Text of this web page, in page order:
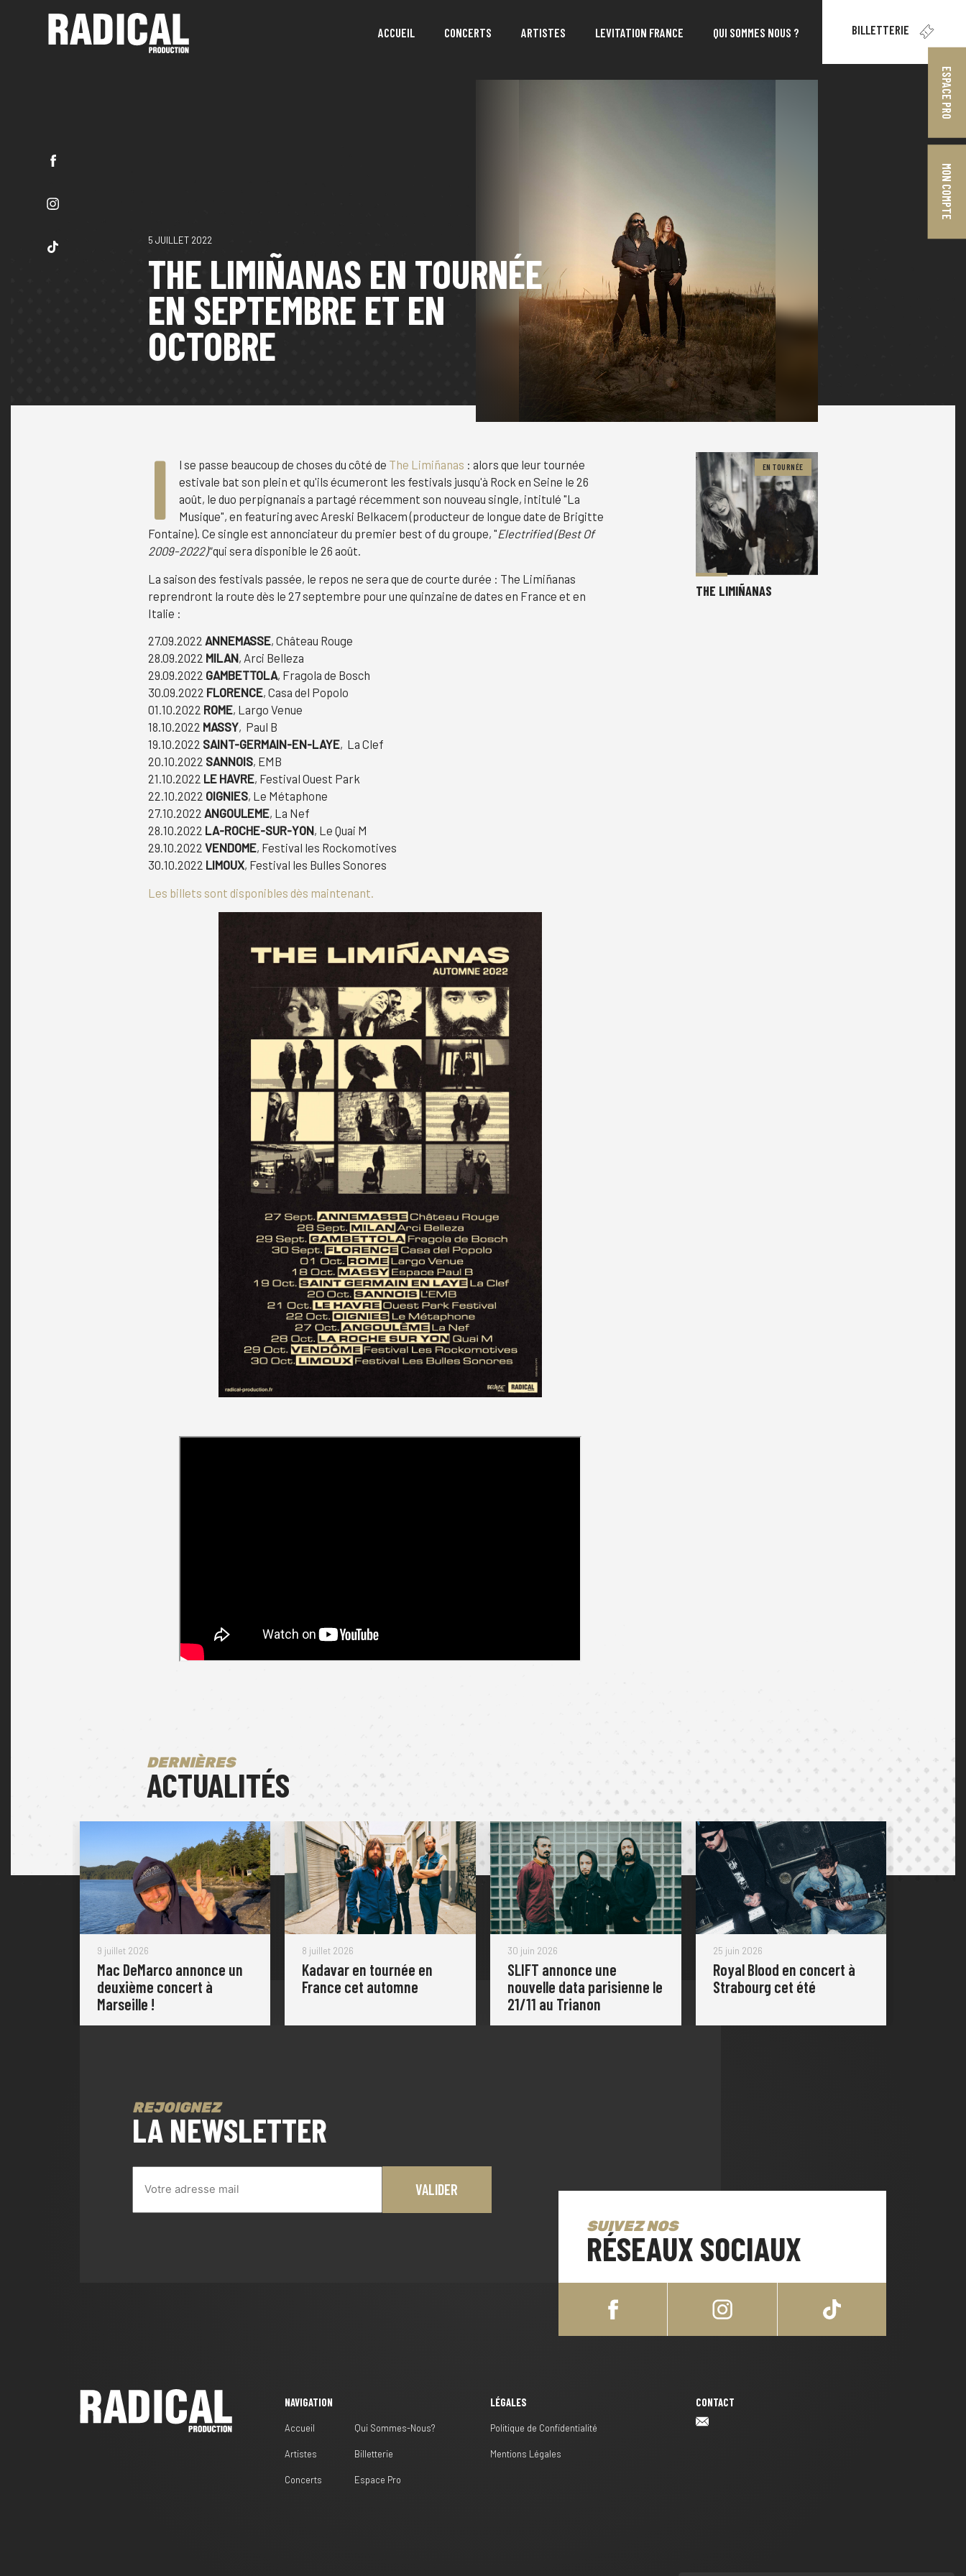
ACCUEIL CONCERTS ARTISTES LEVITATION FRANCE QUI SOMMES NOUS ? BILLETTERIE
ESPACE PRO
MON COMPTE
5 JUILLET 2022
THE LIMIÑANAS EN TOURNÉE
EN SEPTEMBRE ET EN
OCTOBRE
I l se passe beaucoup de choses du côté de The Limiñanas : alors que leur tournée
estivale bat son plein et qu'ils écumeront les festivals jusqu'à Rock en Seine le 26
août, le duo perpignanais a partagé récemment son nouveau single, intitulé "La
Musique", en featuring avec Areski Belkacem (producteur de longue date de Brigitte
Fontaine). Ce single est annonciateur du premier best of du groupe, "Electrified (Best Of
2009-2022)"qui sera disponible le 26 août.
La saison des festivals passée, le repos ne sera que de courte durée : The Limiñanas
reprendront la route dès le 27 septembre pour une quinzaine de dates en France et en
Italie :
27.09.2022 ANNEMASSE, Château Rouge
28.09.2022 MILAN, Arci Belleza
29.09.2022 GAMBETTOLA, Fragola de Bosch
30.09.2022 FLORENCE, Casa del Popolo
01.10.2022 ROME, Largo Venue
18.10.2022 MASSY, Paul B
19.10.2022 SAINT-GERMAIN-EN-LAYE, La Clef
20.10.2022 SANNOIS, EMB
21.10.2022 LE HAVRE, Festival Ouest Park
22.10.2022 OIGNIES, Le Métaphone
27.10.2022 ANGOULEME, La Nef
28.10.2022 LA-ROCHE-SUR-YON, Le Quai M
29.10.2022 VENDOME, Festival les Rockomotives
30.10.2022 LIMOUX, Festival les Bulles Sonores
Les billets sont disponibles dès maintenant.
EN TOURNÉE
THE LIMIÑANAS
DERNIÈRES
ACTUALITÉS
9 juillet 2026
Mac DeMarco annonce un
deuxième concert à
Marseille !
8 juillet 2026
Kadavar en tournée en
France cet automne
30 juin 2026
SLIFT annonce une
nouvelle data parisienne le
21/11 au Trianon
25 juin 2026
Royal Blood en concert à
Strabourg cet été
REJOIGNEZ
LA NEWSLETTER
SUIVEZ NOS
RÉSEAUX SOCIAUX
NAVIGATION
Accueil
Artistes
Concerts
Qui Sommes-Nous?
Billetterie
Espace Pro
LÉGALES
Politique de Confidentialité
Mentions Légales
CONTACT